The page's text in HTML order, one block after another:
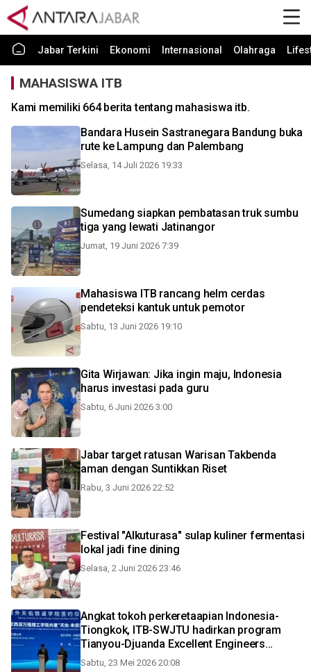
Jabar Terkini Ekonomi Internasional Olahraga
MAHASISWA ITB
Kami memiliki 664 berita tentang mahasiswa itb.
Bandara Husein Sastranegara Bandung buka
rute ke Lampung dan Palembang
Selasa, 14 Juli 2026 19:33
Sumedang siapkan pembatasan truk sumbu
tiga yang lewati Jatinangor
Jumat, 19 Juni 2026 7:39
Mahasiswa ITB rancang helm cerdas
pendeteksi kantuk untuk pemotor
Sabtu, 13 Juni 2026 19:10
Gita Wirjawan: Jika ingin maju, Indonesia
harus investasi pada guru
Sabtu, 6 Juni 2026 3:00
Jabar target ratusan Warisan Takbenda
aman dengan Suntikkan Riset
Rabu, 3 Juni 2026 22:52
Festival "Alkuturasa" sulap kuliner fermentasi
lokal jadi fine dining
Selasa, 2 Juni 2026 23:46
Angkat tokoh perkeretaapian Indonesia-
Tiongkok, ITB-SWJTU hadirkan program
Tianyou-Djuanda Excellent Engineers
College
Sabtu, 23 Mei 2026 20:08